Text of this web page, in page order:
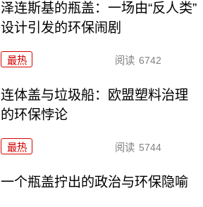
泽连斯基的瓶盖：一场由“反人类”
设计引发的环保闹剧
最热 阅读 6742
连体盖与垃圾船：欧盟塑料治理
的环保悖论
最热 阅读 5744
一个瓶盖拧出的政治与环保隐喻